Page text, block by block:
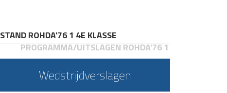
STAND ROHDA'76 1 4E KLASSE
PROGRAMMA/UITSLAGEN ROHDA'76 1
Wedstrijdverslagen